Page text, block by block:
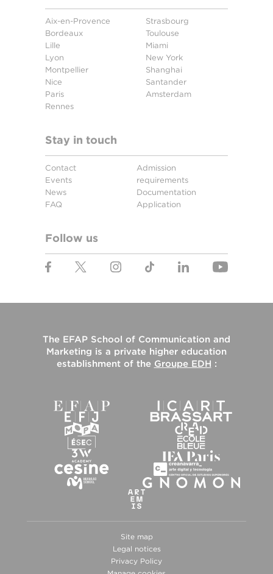
Aix-en-Provence
Bordeaux
Lille
Lyon
Montpellier
Nice
Paris
Rennes
Strasbourg
Toulouse
Miami
New York
Shanghai
Santander
Amsterdam
Stay in touch
Contact
Events
News
FAQ
Admission
requirements
Documentation
Application
Follow us
The EFAP School of Communication and
Marketing is a private higher education
establishment of the Groupe EDH :
Site map
Legal notices
Privacy Policy